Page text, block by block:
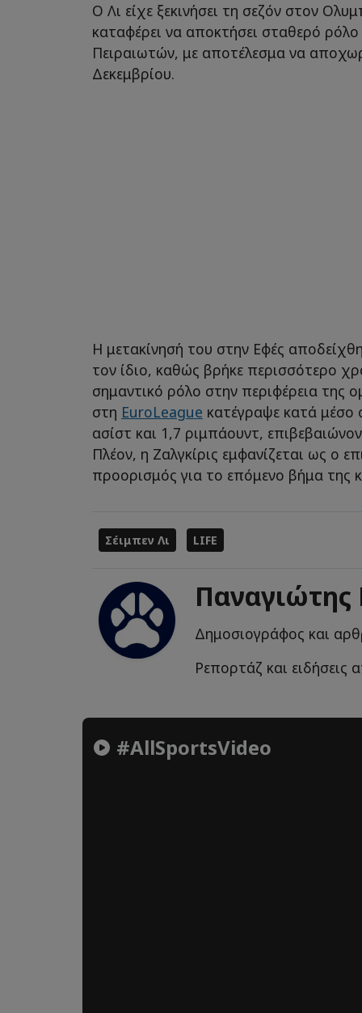
Ο Λι είχε ξεκινήσει τη σεζόν στον
καταφέρει να αποκτήσει σταθερό
Πειραιωτών, με αποτέλεσμα να
Δεκεμβρίου.
Η μετακίνησή του στην Εφές
τον ίδιο, καθώς βρήκε περισσότερο
σημαντικό ρόλο στην περιφέρεια της
στη EuroLeague κατέγραψε κατά
ασίστ και 1,7 ριμπάουντ,
Πλέον, η Ζαλγκίρις εμφανίζεται ως ο
προορισμός για το επόμενο βήμα της
Σέιμπεν Λι LIFE
Δημοσιογράφος και
Ρεπορτάζ και ειδήσεις
#AllSportsVideo